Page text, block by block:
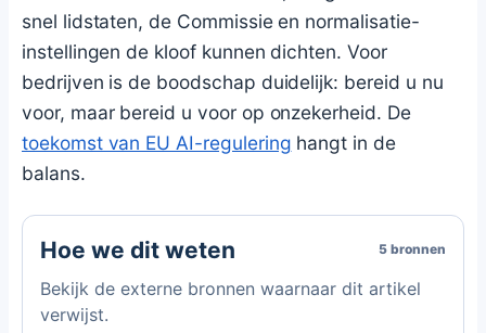
snel lidstaten, de Commissie en normalisatie-
instellingen de kloof kunnen dichten. Voor
bedrijven is de boodschap duidelijk: bereid u nu
voor, maar bereid u voor op onzekerheid. De
toekomst van EU AI-regulering hangt in de
balans.
Hoe we dit weten 5 bronnen
Bekijk de externe bronnen waarnaar dit artikel
verwijst.